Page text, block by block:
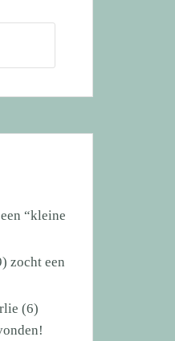
“kleine
zocht een
(6)